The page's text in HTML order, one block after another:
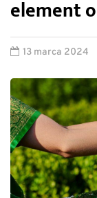
element
13 marca 2024